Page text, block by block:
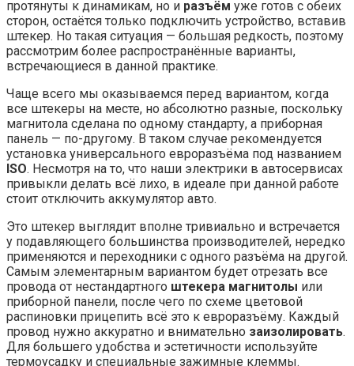
протянуты к динамикам, но и разъём уже готов с обеих
сторон, остаётся только подключить устройство, вставив
штекер. Но такая ситуация — большая редкость, поэтому
рассмотрим более распространённые варианты,
встречающиеся в данной практике.
Чаще всего мы оказываемся перед вариантом, когда
все штекеры на месте, но абсолютно разные, поскольку
магнитола сделана по одному стандарту, а приборная
панель — по-другому. В таком случае рекомендуется
установка универсального евроразъёма под названием
ISO. Несмотря на то, что наши электрики в автосервисах
привыкли делать всё лихо, в идеале при данной работе
стоит отключить аккумулятор авто.
Это штекер выглядит вполне тривиально и встречается
у подавляющего большинства производителей, нередко
применяются и переходники с одного разъёма на другой.
Самым элементарным вариантом будет отрезать все
провода от нестандартного штекера магнитолы или
приборной панели, после чего по схеме цветовой
распиновки прицепить всё это к евроразъёму. Каждый
провод нужно аккуратно и внимательно заизолировать.
Для большего удобства и эстетичности используйте
термоусадку и специальные зажимные клеммы.